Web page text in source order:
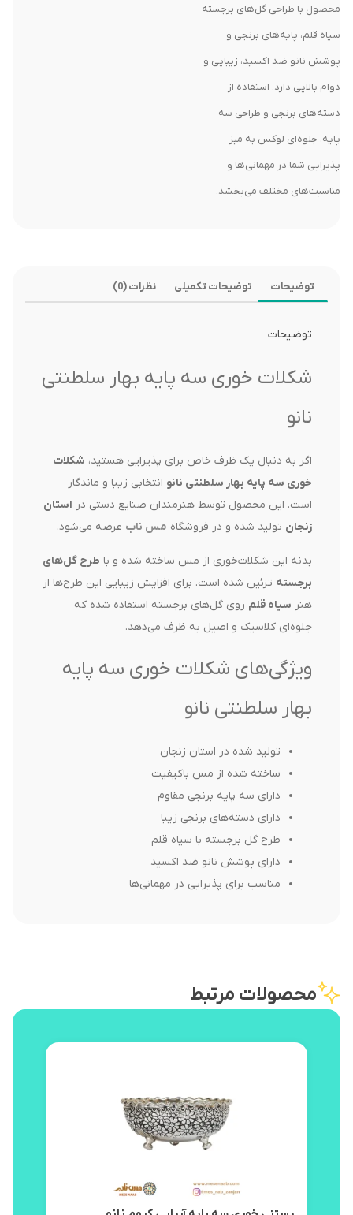
محصول با طراحی گل‌های برجسته
سیاه قلم، پایه‌های برنجی و
پوشش نانو ضد اکسید، زیبایی و
دوام بالایی دارد. استفاده از
دسته‌های برنجی و طراحی سه
پایه، جلوه‌ای لوکس به میز
پذیرایی شما در مهمانی‌ها و
مناسبت‌های مختلف می‌بخشد.
توضیحات توضیحات تکمیلی نظرات (0)
توضیحات
شکلات خوری سه پایه بهار سلطنتی
نانو
اگر به دنبال یک ظرف خاص برای پذیرایی هستید، شکلات
خوری سه پایه بهار سلطنتی نانو انتخابی زیبا و ماندگار
است. این محصول توسط هنرمندان صنایع دستی در استان
زنجان تولید شده و در فروشگاه مس ناب عرضه می‌شود.
بدنه این شکلات‌خوری از مس ساخته شده و با طرح گل‌های
برجسته تزئین شده است. برای افزایش زیبایی این طرح‌ها از
هنر سیاه قلم روی گل‌های برجسته استفاده شده که
جلوه‌ای کلاسیک و اصیل به ظرف می‌دهد.
ویژگی‌های شکلات خوری سه پایه
بهار سلطنتی نانو
تولید شده در استان زنجان
ساخته شده از مس باکیفیت
دارای سه پایه برنجی مقاوم
دارای دسته‌های برنجی زیبا
طرح گل برجسته با سیاه قلم
دارای پوشش نانو ضد اکسید
مناسب برای پذیرایی در مهمانی‌ها
محصولات مرتبط